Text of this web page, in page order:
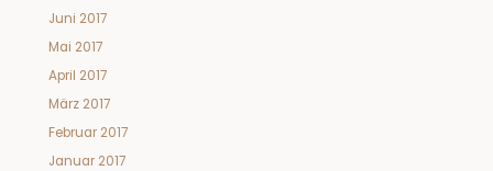
Juni 2017
Mai 2017
April 2017
März 2017
Februar 2017
Januar 2017